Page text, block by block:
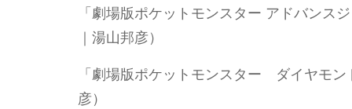
「劇場版ポケットモンスター アドバンス
｜湯山邦彦）
「劇場版ポケットモンスター ダイヤモ
彦）